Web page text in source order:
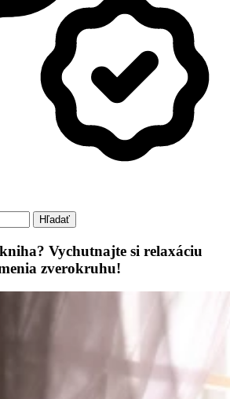
Hľadať
Vychutnajte si relaxáciu
zverokruhu!